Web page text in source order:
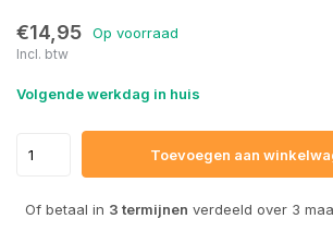
€14,95 Op voorraad
Incl. btw
Volgende werkdag in huis
Toevoegen aan
Of betaal in 3 termijnen verdeeld over 3